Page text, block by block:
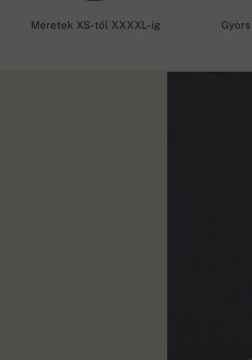
Méretek XS-től XXXXL-ig